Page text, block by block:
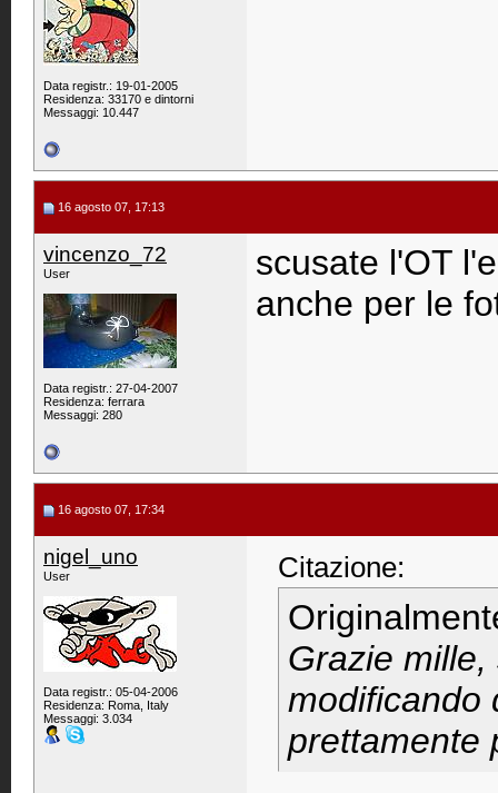
Data registr.: 19-01-2005
Residenza: 33170 e dintorni
Messaggi: 10.447
16 agosto 07, 17:13
vincenzo_72
User
Data registr.: 27-04-2007
Residenza: ferrara
Messaggi: 280
scusate l'OT
anche per le
16 agosto 07, 17:34
nigel_uno
User
Data registr.: 05-04-2006
Residenza: Roma, Italy
Messaggi: 3.034
Citazione:
Grazie
modificando
prettamente